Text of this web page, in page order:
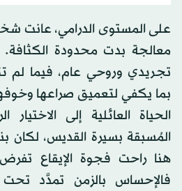
على المستوى الدرامي، عانت
معالجة بدت محدودة
تجريدي وروحي عام، فيما لم
بما يكفي لتعميق صراعها
الحياة العائلية إلى الاختيار
المُسبقة بسيرة القديس، لكان
هنا راحت فجوة الإيقاع
فالإحساس بالزمن تمدَّد